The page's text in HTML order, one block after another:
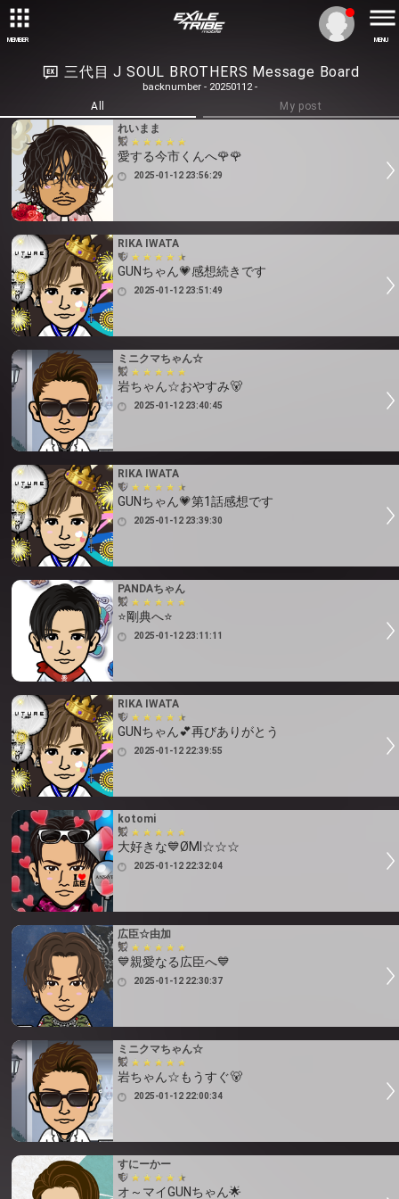
MEMBER MENU
三代目 J SOUL BROTHERS Message Board
backnumber - 20250112 -
All
My post
れいまま
愛する今市くんへ🌹🌹
2025-01-12 23:56:29
RIKA IWATA
GUNちゃん💗感想続きです
2025-01-12 23:51:49
ミニクマちゃん☆
岩ちゃん☆おやすみ🐻
2025-01-12 23:40:45
RIKA IWATA
GUNちゃん💗第1話感想です
2025-01-12 23:39:30
PANDAちゃん
⭐剛典へ⭐
2025-01-12 23:11:11
RIKA IWATA
GUNちゃん💕再びありがとう
2025-01-12 22:39:55
kotomi
大好きな💙ØMI☆☆☆
2025-01-12 22:32:04
広臣☆由加
💙親愛なる広臣へ💙
2025-01-12 22:30:37
ミニクマちゃん☆
岩ちゃん☆もうすぐ🐻
2025-01-12 22:00:34
すにーかー
オ～マイGUNちゃん🌟